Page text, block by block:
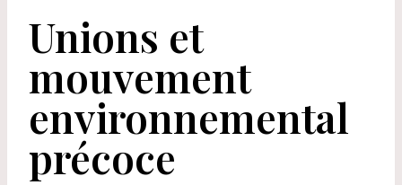
Unions et
mouvement
environnemental
précoce